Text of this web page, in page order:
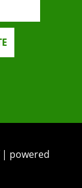
| powered